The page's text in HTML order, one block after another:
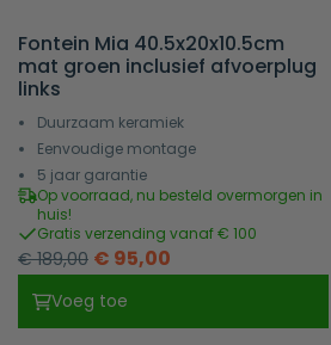
Fontein Mia 40.5x20x10.5cm
mat groen inclusief afvoerplug
links
Duurzaam keramiek
Eenvoudige montage
5 jaar garantie
Op voorraad, nu besteld overmorgen in
huis!
Gratis verzending vanaf € 100
€189,00 Oorspronkelijke
was:
€ 95,00Huidige
Voeg toe